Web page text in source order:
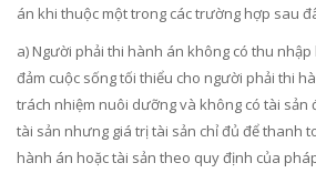
án khi thuộc một trong các trường hợp sau
a) Người phải thi hành án không có thu
đảm cuộc sống tối thiểu cho người phải thi
trách nhiệm nuôi dưỡng và không có tài sản
tài sản nhưng giá trị tài sản chỉ đủ để thanh
hành án hoặc tài sản theo quy định của